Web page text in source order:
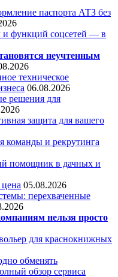
паспорта АТЗ без
функций соцсетей — в
неучтенным
техническое
06.08.2026
решения для
защита для вашего
команды и рекрутинга
помощник в дачных и
05.08.2026
перехваченные
нельзя просто
для краснокнижных
обменять
обзор сервиса